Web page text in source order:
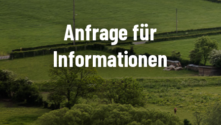
Anfrage für
Informationen